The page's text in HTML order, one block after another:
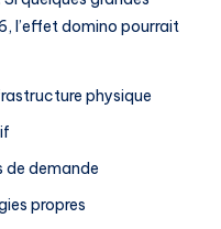
l’effet domino pourrait
physique
de demande
propres